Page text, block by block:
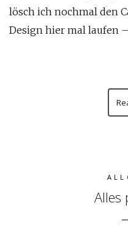
lösch ich nochmal den
Design hier mal laufen
Alles